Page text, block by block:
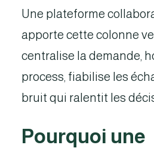
Une plateforme
apporte cette colonne
centralise la demande,
process, fiabilise les
bruit qui ralentit les
Pourquoi une